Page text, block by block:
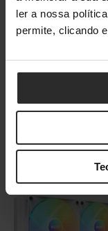
ler a nossa
permite, clicando
280mme 360mm.
da configuração
Kraken